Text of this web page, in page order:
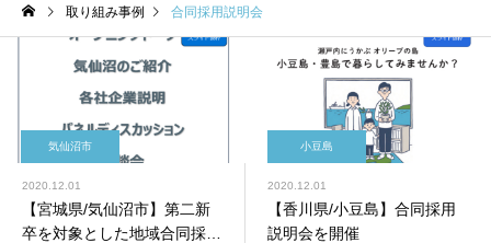
取り組み事例 合同採用説明会
気仙沼市
2020.12.01
【宮城県/気仙沼市】第二新
卒を対象とした地域合同採用
小豆島
2020.12.01
【香川県/小豆島】合同採用
説明会を開催